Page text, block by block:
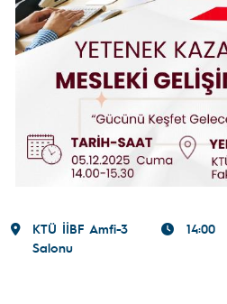
KTÜ İİBF Amfi-3
Salonu
14:00